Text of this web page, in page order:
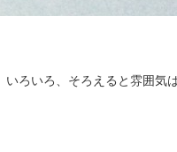
いろいろ、そろえると雰囲気